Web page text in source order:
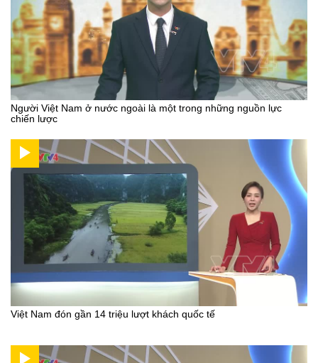
Người Việt Nam ở nước ngoài là một trong những nguồn lực
chiến lược
Việt Nam đón gần 14 triệu lượt khách quốc tế